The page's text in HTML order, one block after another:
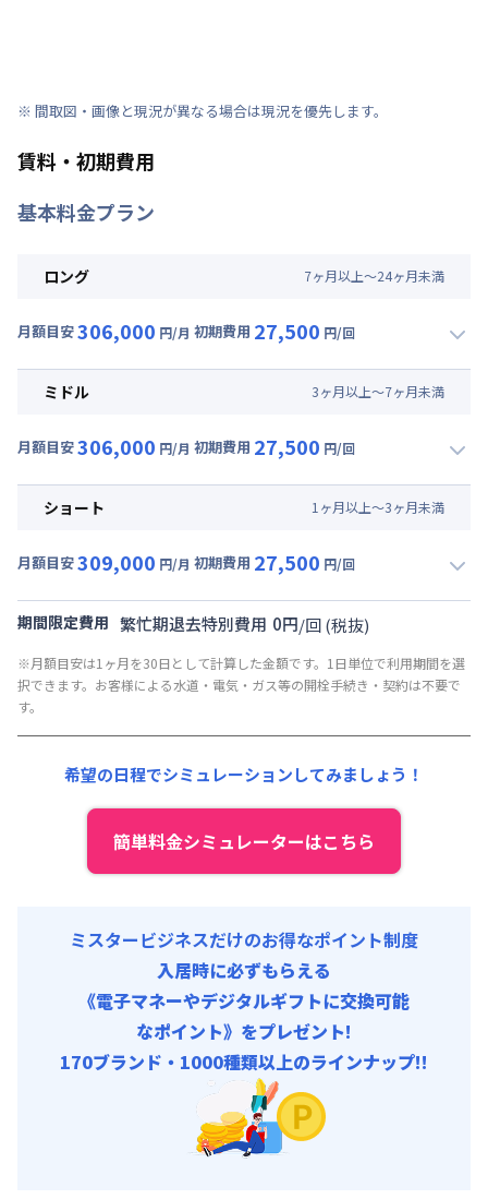
※ 間取図・画像と現況が異なる場合は現況を優先します。
賃料・初期費用
基本料金プラン
ロング 7ヶ月以上～24ヶ月未満
月額目安306,000 円/月 初期費用 27,500 円/回
月額賃料目安(30日利用)
光熱費他 : 30,000円/月 (1,000円/日) (税抜)
その他費用 :
ミドル 3ヶ月以上～7ヶ月未満
月額目安306,000 円/月 初期費用 27,500 円/回
月額賃料目安(30日利用)
光熱費他 : 30,000円/月 (1,000円/日) (税抜)
その他費用 :
ショート 1 ヶ月以上～3ヶ月未満
月額目安309,000 円/月 初期費用 27,500 円/回
月額賃料目安(30日利用)
光熱費他 : 30,000円/月 (1,000円/日) (税抜)
清掃料他 :
その他費用 :
期間限定費用 繁忙期退去特別費用 0円/回(税抜)
※月額目安は1ヶ月を30日として計算した金額です。1日単位で利用期間を選
択できます。お客様による水道・電気・ガス等の開栓手続き・契約は不要で
す。
希望の日程でシミュレーションしてみましょう！
簡単料金シミュレーターはこちら
ミスタービジネスだけのお得なポイント制度
入居時に必ずもらえる
《電子マネーやデジタルギフトに交換可能
なポイント》をプレゼント!
170ブランド・1000種類以上のラインナップ!!